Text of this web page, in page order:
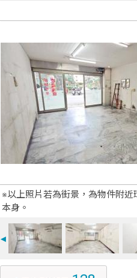
※以上照片若為街景，為物件附近
本身。
◄